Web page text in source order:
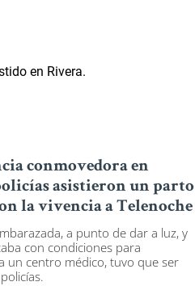
conmovedora en
asistieron un parto
la vivencia a Telenoche
a punto de dar a luz, y
con condiciones para
un centro médico, tuvo que ser